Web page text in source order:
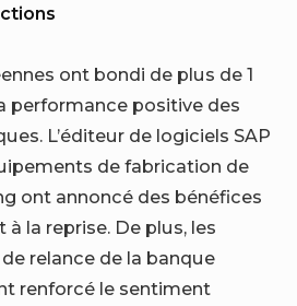
ont bondi de plus de 1
performance positive des
L’éditeur de logiciels SAP
de fabrication de
ont annoncé des bénéfices
la reprise. De plus, les
relance de la banque
renforcé le sentiment